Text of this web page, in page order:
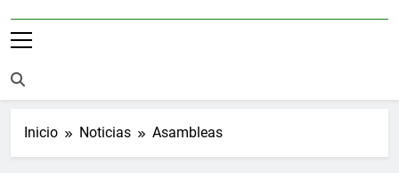
Inicio Noticias Asambleas